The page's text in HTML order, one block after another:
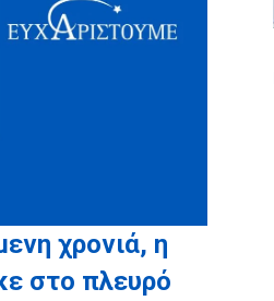
χρονιά, η
στο πλευρό